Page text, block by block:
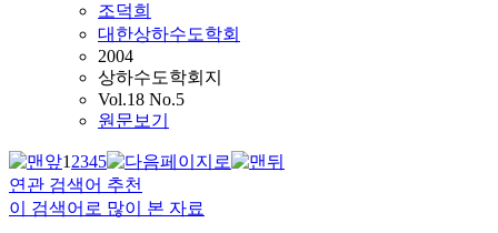
조덕희
대한상하수도학회
2004
상하수도학회지
Vol.18 No.5
원문보기
12345
연관 검색어 추천
이 검색어로 많이 본 자료